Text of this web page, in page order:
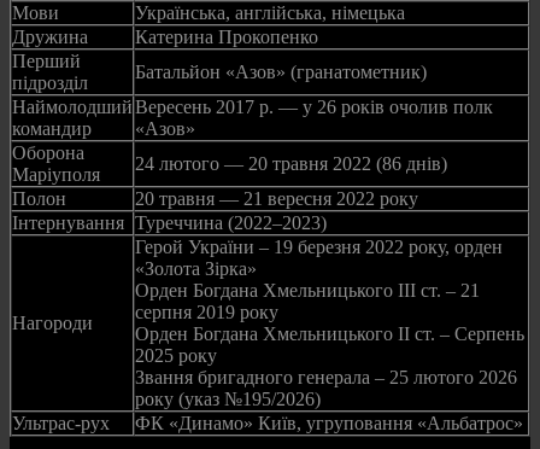
Мови
Українська, англійська, німецька
Дружина
Катерина Прокопенко
Перший
підрозділ
Батальйон «Азов» (гранатометник)
Наймолодший
командир
Вересень 2017 р. — у 26 років очолив полк
«Азов»
Оборона
Маріуполя
24 лютого — 20 травня 2022 (86 днів)
Полон
20 травня — 21 вересня 2022 року
Інтернування Туреччина (2022–2023)
Нагороди
Герой України – 19 березня 2022 року, орден
«Золота Зірка»
Орден Богдана Хмельницького III ст. – 21
серпня 2019 року
Орден Богдана Хмельницького II ст. – Серпень
2025 року
Звання бригадного генерала – 25 лютого 2026
року (указ №195/2026)
Ультрас-рух
ФК «Динамо» Київ, угруповання «Альбатрос»